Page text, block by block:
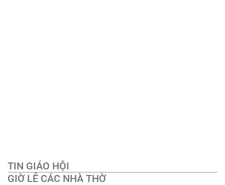
TIN GIÁO HỘI
GIỜ LỄ CÁC NHÀ THỜ